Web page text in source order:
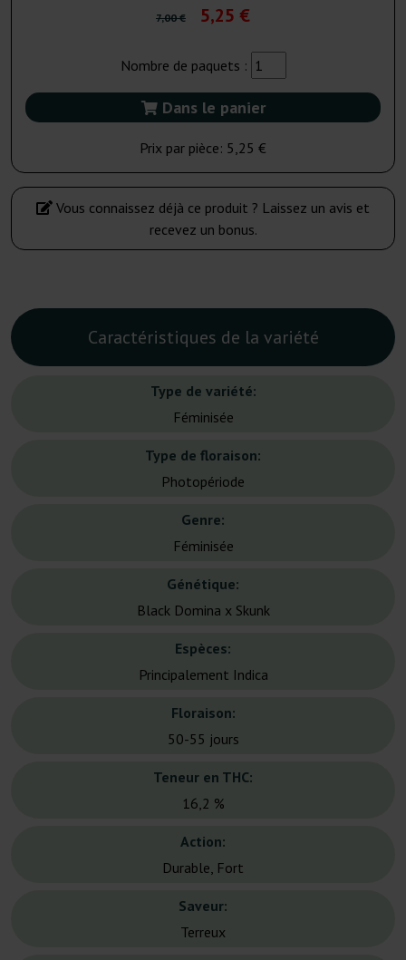
7,00 € 5,25 €
Nombre de paquets :
Dans le panier
Prix par pièce: 5,25 €
Vous connaissez déjà ce produit ? Laissez un avis et
recevez un bonus.
Caractéristiques de la variété
Type de variété:
Féminisée
Type de floraison:
Photopériode
Genre:
Féminisée
Génétique:
Black Domina x Skunk
Espèces:
Principalement Indica
Floraison:
50-55 jours
Teneur en THC:
16,2 %
Action:
Durable, Fort
Saveur:
Terreux